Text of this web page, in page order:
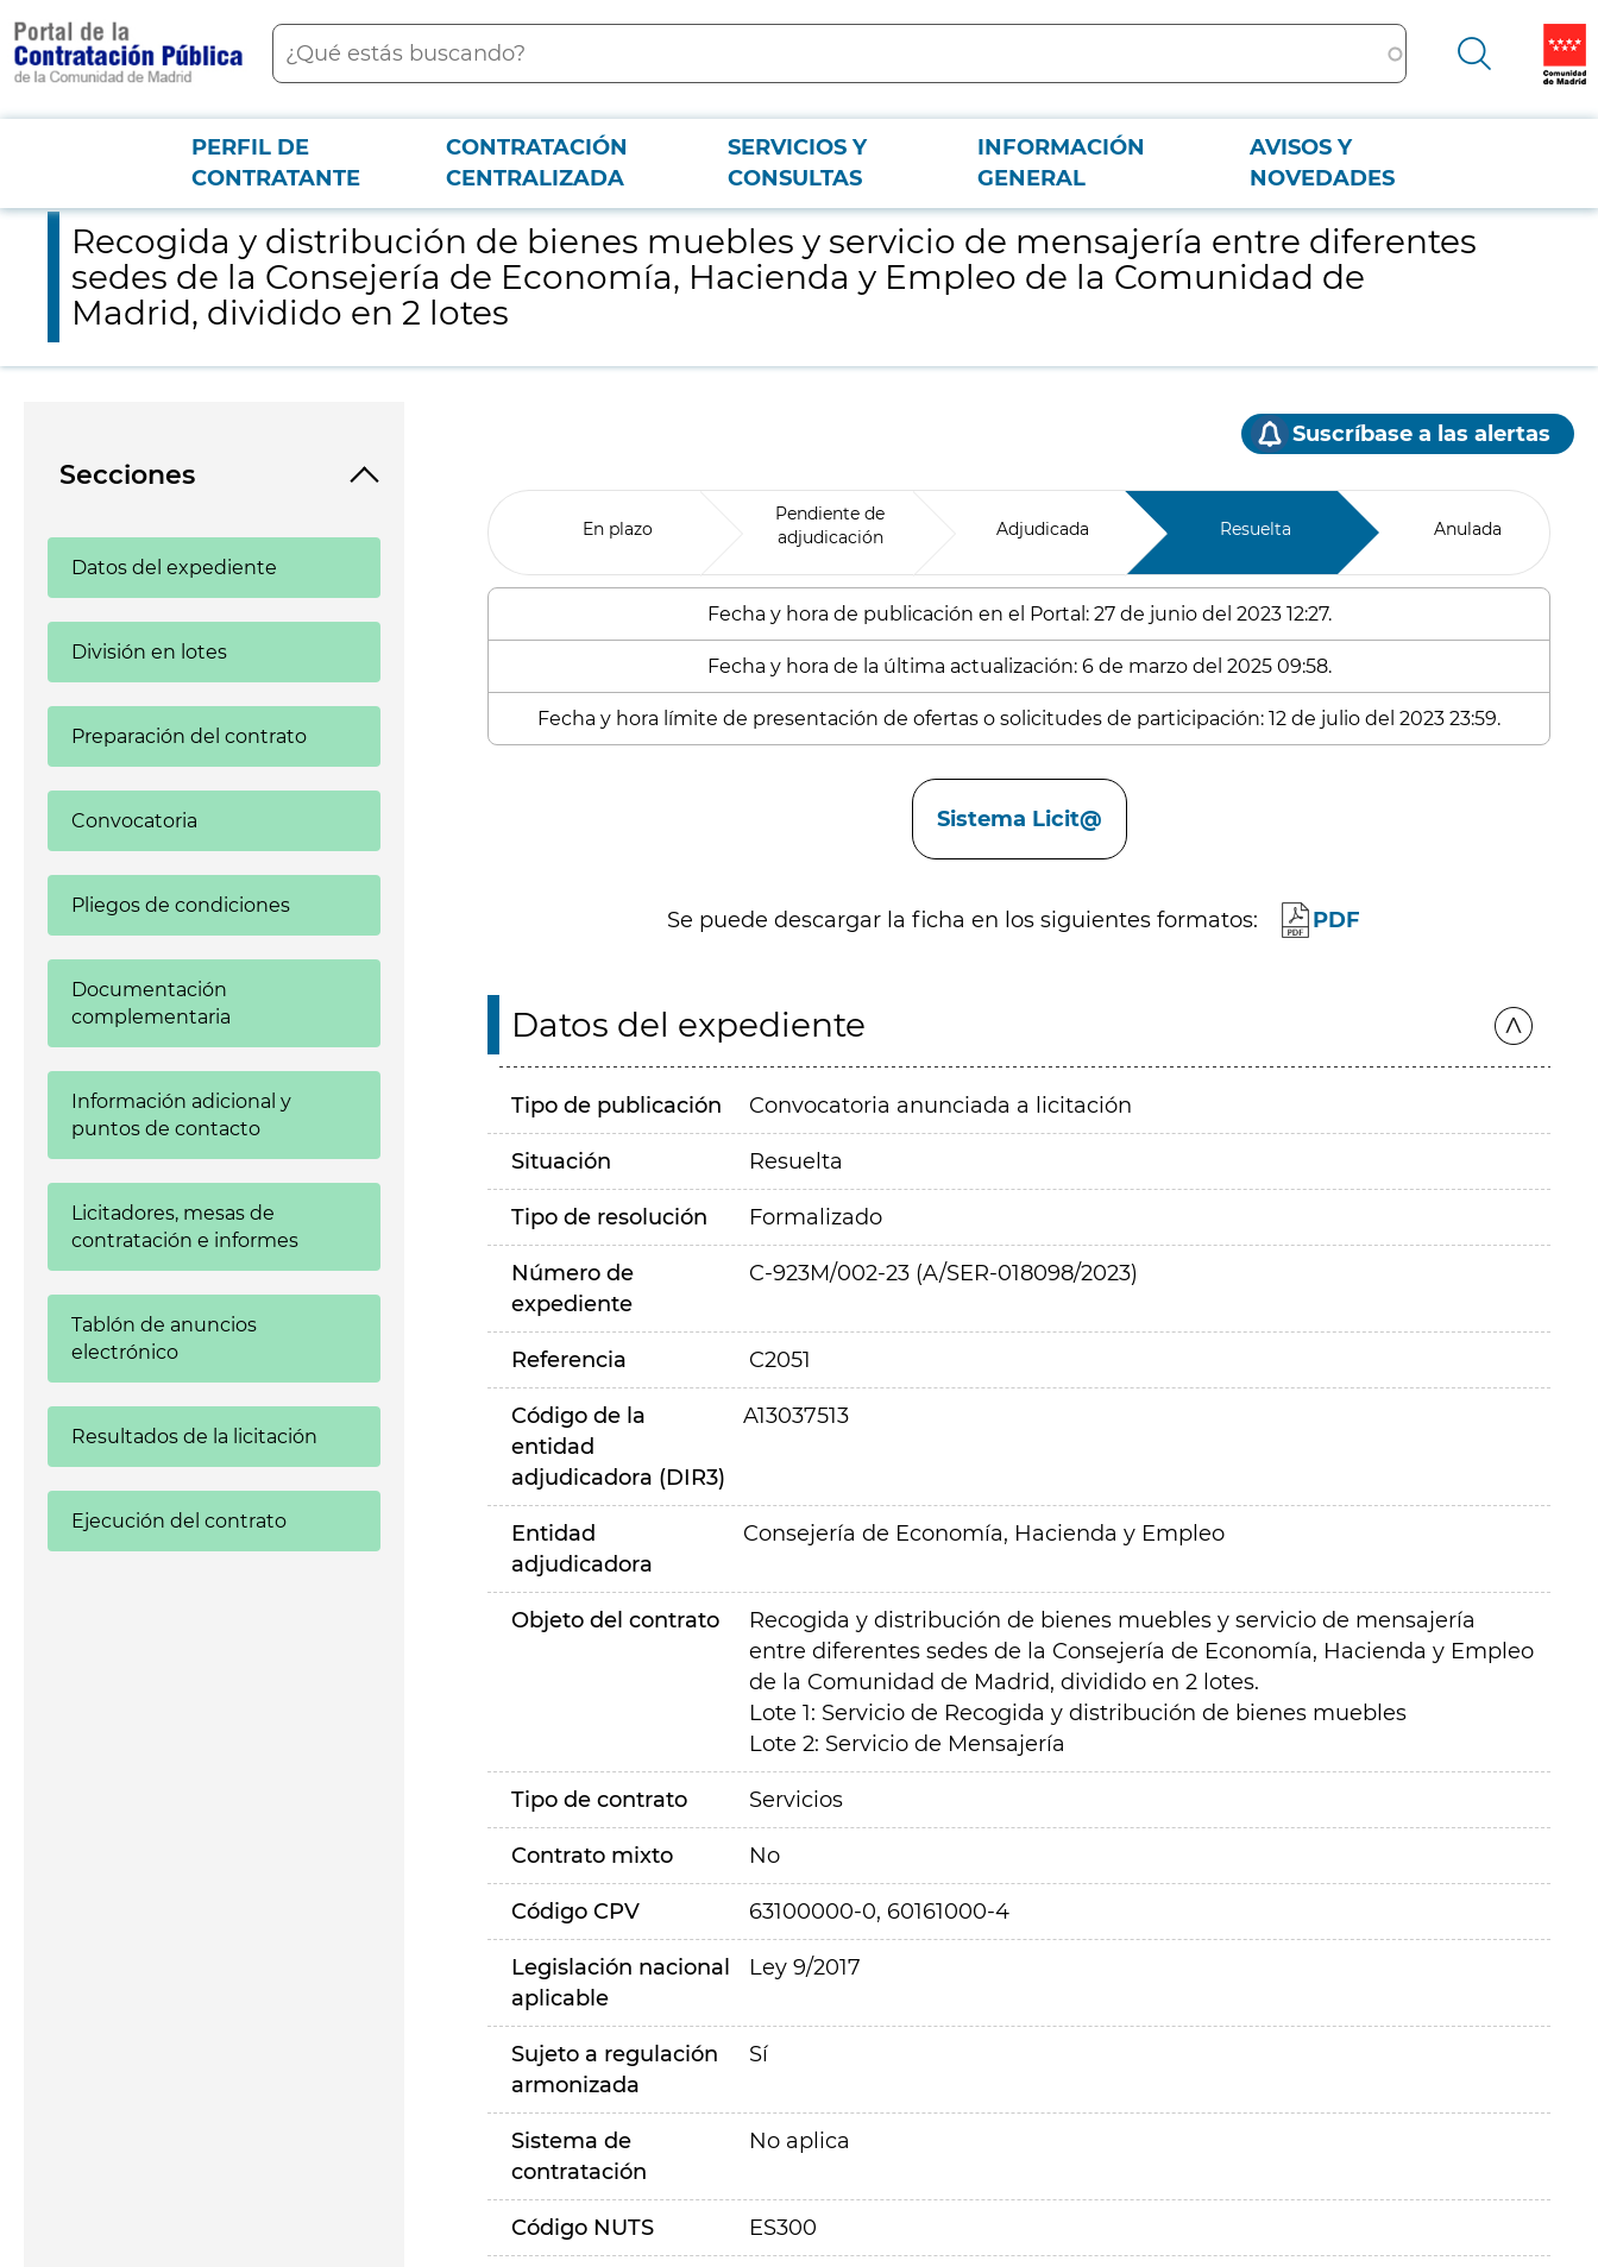
contenido
principal
Buscar
Menú PCON
PERFIL DE
CONTRATANTE
CONTRATACIÓN
CENTRALIZADA
SERVICIOS Y
CONSULTAS
INFORMACIÓN
GENERAL
AVISOS Y
NOVEDADES
Recogida y distribución de bienes muebles y servicio de mensajería entre diferentes sedes de la Consejería de Economía, Hacienda y Empleo de la Comunidad de Madrid, dividido en 2 lotes
Recogida y distribución de bienes muebles y servicio de mensajería entre diferentes
sedes de la Consejería de Economía, Hacienda y Empleo de la Comunidad de
Madrid, dividido en 2 lotes
Secciones
Datos del expediente
División en lotes
Preparación del contrato
Convocatoria
Pliegos de condiciones
Documentación
complementaria
Información adicional y
puntos de contacto
Licitadores, mesas de
contratación e informes
Tablón de anuncios
electrónico
Resultados de la licitación
Ejecución del contrato
Suscríbase a las alertas
En plazo
Pendiente de
adjudicación
Adjudicada Resuelta Anulada
Fecha y hora de publicación en el Portal: 27 de junio del 2023 12:27.
Fecha y hora de la última actualización: 6 de marzo del 2025 09:58.
Fecha y hora límite de presentación de ofertas o solicitudes de participación: 12 de julio del 2023 23:59.
Sistema Licit@
Se puede descargar la ficha en los siguientes formatos: PDF
Datos del expediente
Tipo de publicación Convocatoria anunciada a licitación
Situación Resuelta
Tipo de resolución Formalizado
Número de
expediente
C-923M/002-23 (A/SER-018098/2023)
Referencia C2051
Código de la
entidad
adjudicadora (DIR3)
A13037513
Entidad
adjudicadora
Consejería de Economía, Hacienda y Empleo
Objeto del contrato
Recogida y distribución de bienes muebles y servicio de mensajería
entre diferentes sedes de la Consejería de Economía, Hacienda y Empleo
de la Comunidad de Madrid, dividido en 2 lotes.
Lote 1: Servicio de Recogida y distribución de bienes muebles
Lote 2: Servicio de Mensajería
Tipo de contrato Servicios
Contrato mixto No
Código CPV 63100000-0, 60161000-4
Legislación nacional
aplicable
Ley 9/2017
Sujeto a regulación
armonizada
Sí
Sistema de
contratación
No aplica
Código NUTS ES300